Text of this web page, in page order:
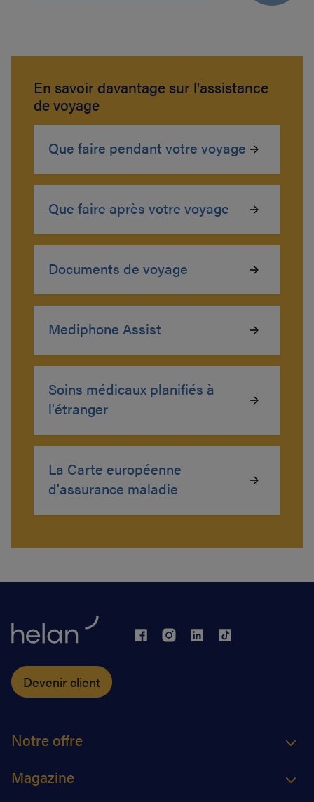
En savoir davantage sur l'assistance
de voyage
Que faire pendant votre voyage
Que faire après votre voyage
Documents de voyage
Mediphone Assist
Soins médicaux planifiés à
l'étranger
La Carte européenne
d'assurance maladie
Devenir client
Notre offre
Magazine